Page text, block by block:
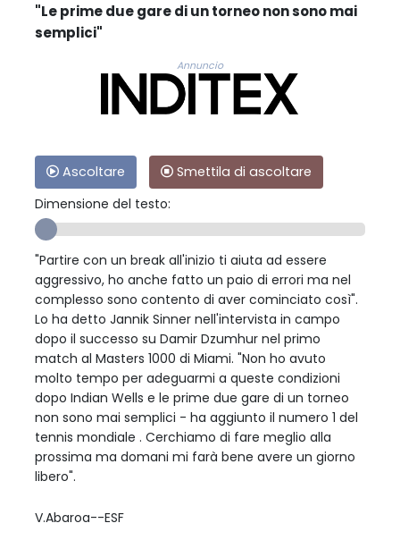
"Le prime due gare di un torneo non sono mai
semplici"
Annuncio
Ascoltare
Smettila di ascoltare
Dimensione del testo:
"Partire con un break all'inizio ti aiuta ad essere
aggressivo, ho anche fatto un paio di errori ma nel
complesso sono contento di aver cominciato così".
Lo ha detto Jannik Sinner nell'intervista in campo
dopo il successo su Damir Dzumhur nel primo
match al Masters 1000 di Miami. "Non ho avuto
molto tempo per adeguarmi a queste condizioni
dopo Indian Wells e le prime due gare di un torneo
non sono mai semplici - ha aggiunto il numero 1 del
tennis mondiale . Cerchiamo di fare meglio alla
prossima ma domani mi farà bene avere un giorno
libero".
V.Abaroa--ESF